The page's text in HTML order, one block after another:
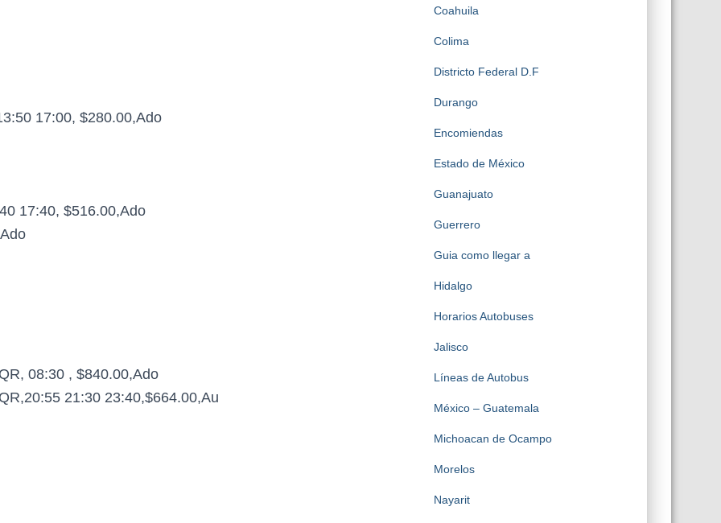
17:00, $280.00,Ado
17:40, $516.00,Ado
08:30 , $840.00,Ado
21:30 23:40,$664.00,Au
Coahuila
Colima
Districto Federal D.F
Durango
Encomiendas
Estado de México
Guanajuato
Guerrero
Guia como llegar a
Hidalgo
Horarios Autobuses
Jalisco
Líneas de Autobus
México – Guatemala
Michoacan de Ocampo
Morelos
Nayarit